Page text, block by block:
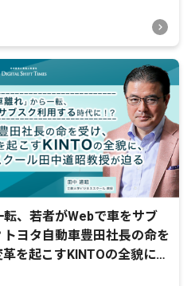
転、若者がWebで車をサブ
ヨタ自動車豊田社長の命を
を起こすKINTOの全貌に、
田中道昭教授が迫る